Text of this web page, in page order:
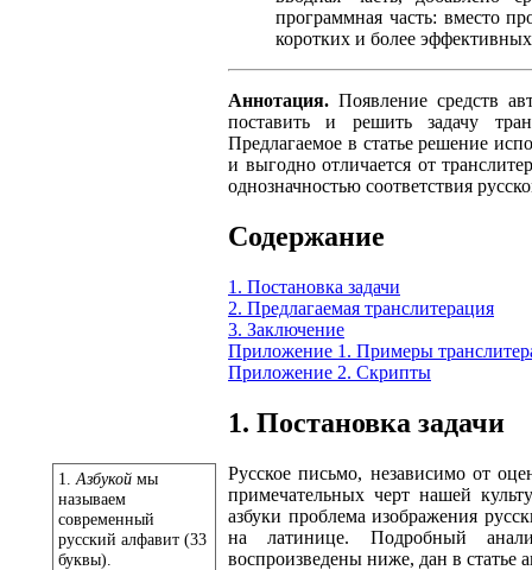
программная часть: вместо
коротких и более
Аннотация. Появление средств
поставить и решить задачу
Предлагаемое в статье решение
и выгодно отличается от
однозначностью соответствия
Содержание
1. Постановка задачи
2. Предлагаемая транслитерация
3. Заключение
Приложение 1. Примеры
Приложение 2. Скрипты
1. Постановка задачи
1. Азбукоймы
называем
современный
русский алфавит (33
буквы).
Русское письмо, независимо от
примечательных черт нашей
азбуки проблема изображения
на латинице. Подробный
воспроизведены ниже, дан в